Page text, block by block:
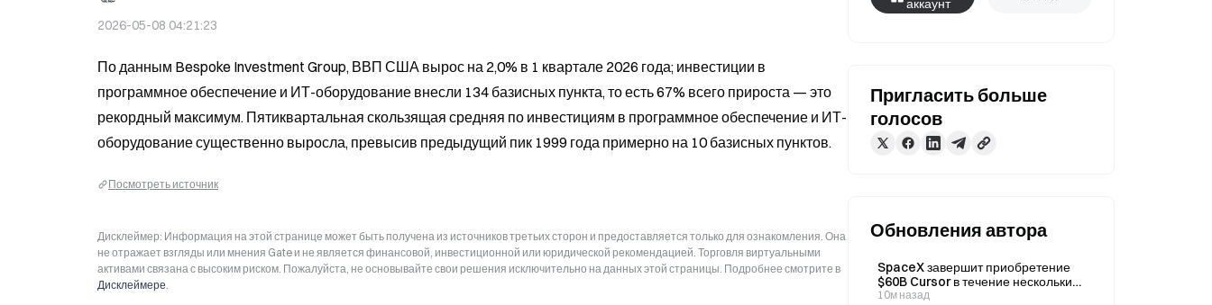
2026-05-08 04:21:23
По данным Bespoke Investment Group, ВВП США вырос на 2,0% в 1 квартале 2026 года; инвестиции в
программное обеспечение и ИТ-оборудование внесли 134 базисных пункта, то есть 67% всего прироста — это
рекордный максимум. Пятиквартальная скользящая средняя по инвестициям в программное обеспечение и ИТ-
оборудование существенно выросла, превысив предыдущий пик 1999 года примерно на 10 базисных пунктов.
Посмотреть источник
Дисклеймер: Информация на этой странице может быть получена из источников третьих сторон и предоставляется только для ознакомления. Она
не отражает взгляды или мнения Gate и не является финансовой, инвестиционной или юридической рекомендацией. Торговля виртуальными
активами связана с высоким риском. Пожалуйста, не основывайте свои решения исключительно на данных этой страницы. Подробнее смотрите в
Дисклеймере.
аккаунт
Пригласить больше
голосов
Обновления автора
SpaceX завершит приобретение
$60B Cursor в течение нескольких
дней и планирует интегрировать
10м назад